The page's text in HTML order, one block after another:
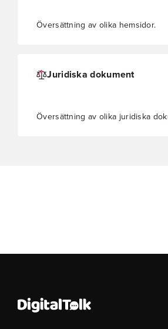
Översättning av olika hemsidor.
Juridiska dokument
Översättning av olika juridiska